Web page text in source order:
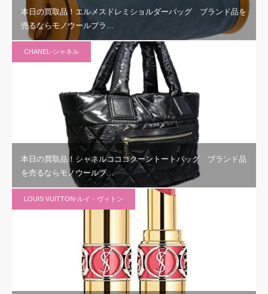
本日の買取品！エルメスドレミショルダーバッグ ブランド品を
売るならモノウールブラ…
CHANEL-シャネル
本日の買取品！シャネルコココクーントートバッグ ブランド品
を売るならモノウールブ…
LOUIS VUITTON-ルイ・ヴィトン